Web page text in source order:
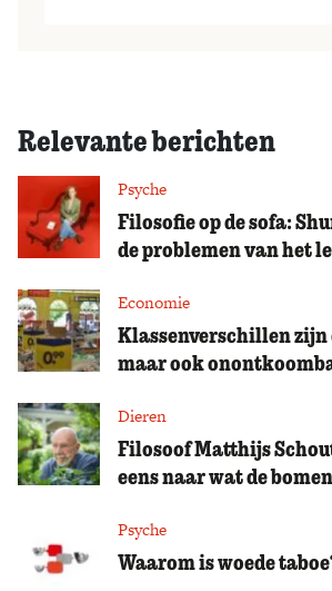
Relevante berichten
Psyche
Filosofie op de sofa:
de problemen van het
Economie
Klassenverschillen
maar ook
Dieren
Filosoof Matthijs
eens naar wat de
Psyche
Waarom is woede